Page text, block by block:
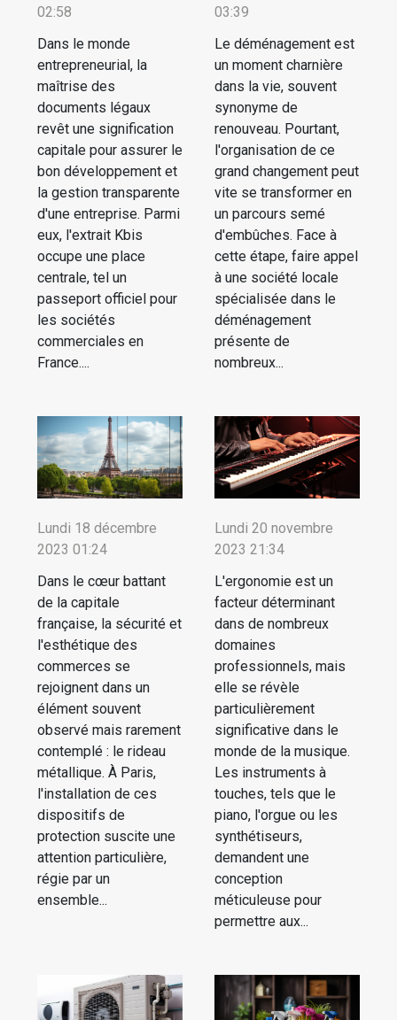
02:58
Dans le monde
entrepreneurial, la
maîtrise des
documents légaux
revêt une signification
capitale pour assurer le
bon développement et
la gestion transparente
d'une entreprise. Parmi
eux, l'extrait Kbis
occupe une place
centrale, tel un
passeport officiel pour
les sociétés
commerciales en
France....
03:39
Le déménagement est
un moment charnière
dans la vie, souvent
synonyme de
renouveau. Pourtant,
l'organisation de ce
grand changement peut
vite se transformer en
un parcours semé
d'embûches. Face à
cette étape, faire appel
à une société locale
spécialisée dans le
déménagement
présente de
nombreux...
Lundi 18 décembre
2023 01:24
Dans le cœur battant
de la capitale
française, la sécurité et
l'esthétique des
commerces se
rejoignent dans un
élément souvent
observé mais rarement
contemplé : le rideau
métallique. À Paris,
l'installation de ces
dispositifs de
protection suscite une
attention particulière,
régie par un
ensemble...
Lundi 20 novembre
2023 21:34
L'ergonomie est un
facteur déterminant
dans de nombreux
domaines
professionnels, mais
elle se révèle
particulièrement
significative dans le
monde de la musique.
Les instruments à
touches, tels que le
piano, l'orgue ou les
synthétiseurs,
demandent une
conception
méticuleuse pour
permettre aux...